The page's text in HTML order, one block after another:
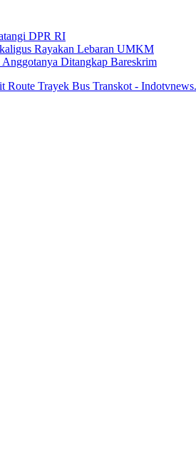
DPR RI
Rayakan Lebaran UMKM
Anggotanya Ditangkap Bareskrim